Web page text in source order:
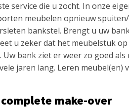
service die u zocht. In onze
meubelen opnieuw
bankstel. Brengt u uw
u zeker dat het meubelstuk
Uw bank ziet er weer zo goed
jaren lang. Leren meubel(en)
complete make-over